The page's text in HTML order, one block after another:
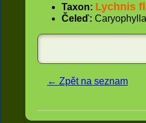
Taxon: Lychnis
Čeleď:
← Zpět na seznam